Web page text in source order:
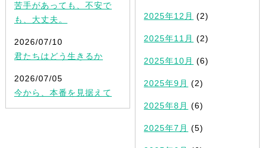
苦手があっても、不安で
も、大丈夫。
2026/07/10
君たちはどう生きるか
2026/07/05
今から、本番を見据えて
2025年12月 (2)
2025年11月 (2)
2025年10月 (6)
2025年9月 (2)
2025年8月 (6)
2025年7月 (5)